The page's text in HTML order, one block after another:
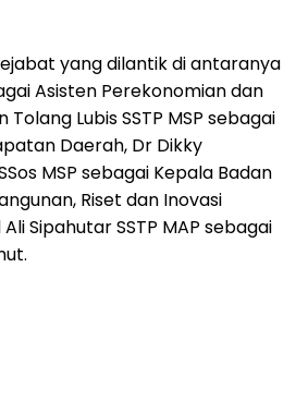
yang dilantik di antaranya
Asisten Perekonomian dan
Lubis SSTP MSP sebagai
Daerah, Dr Dikky
MSP sebagai Kepala Badan
Riset dan Inovasi
Sipahutar SSTP MAP sebagai